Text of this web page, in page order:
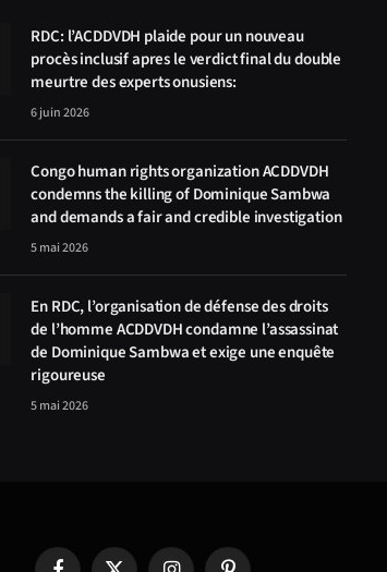
RDC: l’ACDDVDH plaide pour un nouveau
procès inclusif apres le verdict final du double
meurtre des experts onusiens:
6 juin 2026
Congo human rights organization ACDDVDH
condemns the killing of Dominique Sambwa
and demands a fair and credible investigation
5 mai 2026
En RDC, l’organisation de défense des droits
de l’homme ACDDVDH condamne l’assassinat
de Dominique Sambwa et exige une enquête
rigoureuse
5 mai 2026